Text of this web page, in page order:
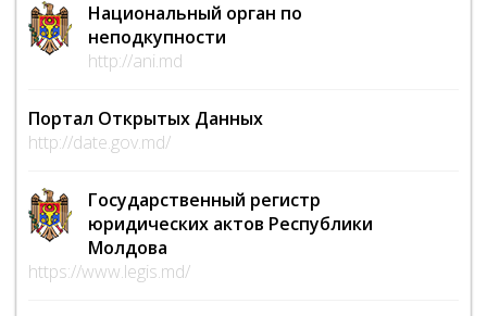
Национальный орган по
неподкупности
http://ani.md
Портал Открытых Данных
http://date.gov.md/
Государственный регистр
юридических актов Республики
Молдова
https://www.legis.md/